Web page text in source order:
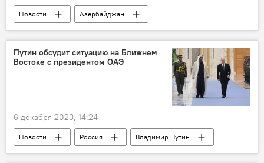
Новости
Азербайджан
Ильхам Алиев
Форум
Университет АДА
Карабах
Баку
ЕС
Путин обсудит ситуацию на Ближнем
Востоке с президентом ОАЭ
6 декабря 2023, 14:24
Новости Россия
Владимир Путин
Визит
ОАЭ Ближний Восток